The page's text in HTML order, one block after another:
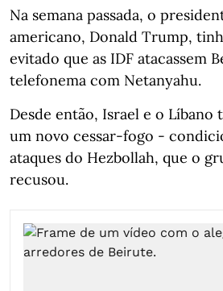
Na semana passada, o
americano, Donald Trump,
evitado que as IDF atacassem
telefonema com Netanyahu.
Desde então, Israel e o Líbano
um novo cessar-fogo -
ataques do Hezbollah, que o
recusou.